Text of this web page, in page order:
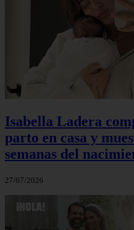
Isabella Ladera
parto en casa y
semanas del
27/07/2026